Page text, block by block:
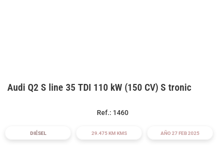
Audi Q2 S line 35 TDI 110 kW (150 CV) S tronic
Ref.: 1460
DIÉSEL 29.475 KM KMS AÑO 27 FEB 2025